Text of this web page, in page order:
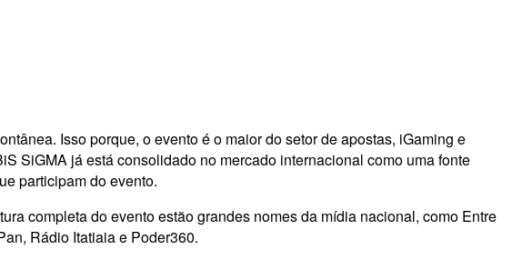
Isso porque, o evento é o maior do setor de apostas, iGaming e
SiGMA já está consolidado no mercado internacional como uma fonte
participam do evento.
completa do evento estão grandes nomes da mídia nacional, como Entre
Rádio Itatiaia e Poder360.